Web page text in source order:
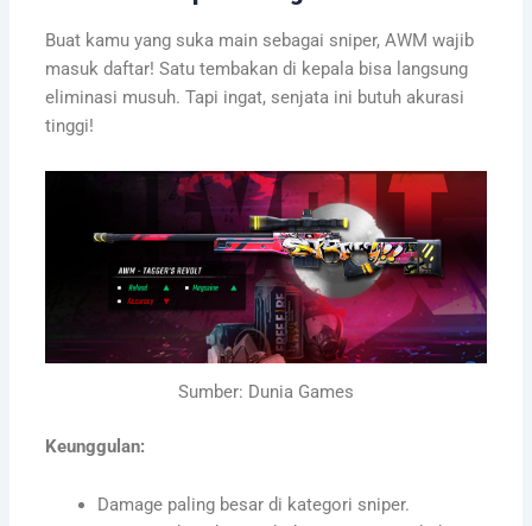
Buat kamu yang suka main sebagai sniper, AWM wajib
masuk daftar! Satu tembakan di kepala bisa langsung
eliminasi musuh. Tapi ingat, senjata ini butuh akurasi
tinggi!
Sumber: Dunia Games
Keunggulan:
Damage paling besar di kategori sniper.